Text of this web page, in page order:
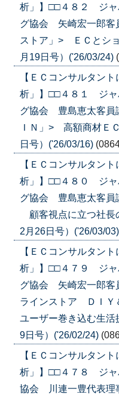
析」】□□４８２ ジャ
グ協会 矢崎宏一郎客
ストア」> ＥＣとシ
月19日号）('26/03/24)
【ＥＣコンサルタン
析」】□□４８１ ジャ
グ協会 豊島恵太客
ＩＮ」> 高額商材Ｅ
日号）('26/03/16)
【ＥＣコンサルタン
析」】□□４８０ ジャ
グ協会 豊島恵太客員
顧客視点に立つ社長
2月26日号）('26/03/03)
【ＥＣコンサルタン
析」】□□４７９ ジャ
グ協会 矢崎宏一郎
ラインストア ＤＩＹ
ユーザー巻き込む生
9日号）('26/02/24)
【ＥＣコンサルタン
析」】□□４７８ ジャ
協会 川連一豊代表